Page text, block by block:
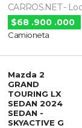
CARROS.NET -
$68 .900 .000
Camioneta
Mazda 2
GRAND
TOURING LX
SEDAN 2024
SEDAN -
SKYACTIVE G